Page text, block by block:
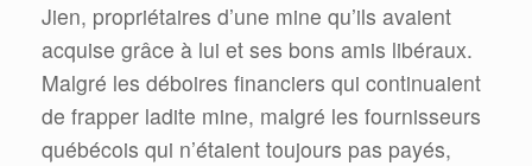
Jien, propriétaires d’une mine qu’ils avaient
acquise grâce à lui et ses bons amis libéraux.
Malgré les déboires financiers qui continuaient
de frapper ladite mine, malgré les fournisseurs
québécois qui n’étaient toujours pas payés,